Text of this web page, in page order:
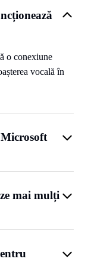
o conexiune
vocală în
Microsoft
mai mulți